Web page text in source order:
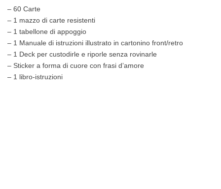
– 60 Carte
– 1 mazzo di carte resistenti
– 1 tabellone di appoggio
– 1 Manuale di istruzioni illustrato in cartonino front/retro
– 1 Deck per custodirle e riporle senza rovinarle
– Sticker a forma di cuore con frasi d’amore
– 1 libro-istruzioni